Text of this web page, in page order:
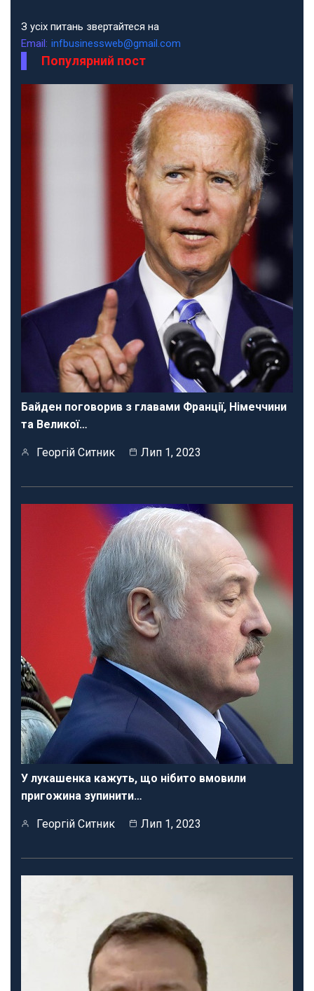
З усіх питань звертайтеся на
Email: infbusinessweb@gmail.com
Популярний пост
Байден поговорив з главами Франції, Німеччини
та Великої…
Георгій Ситник Лип 1, 2023
У лукашенка кажуть, що нібито вмовили
пригожина зупинити…
Георгій Ситник Лип 1, 2023